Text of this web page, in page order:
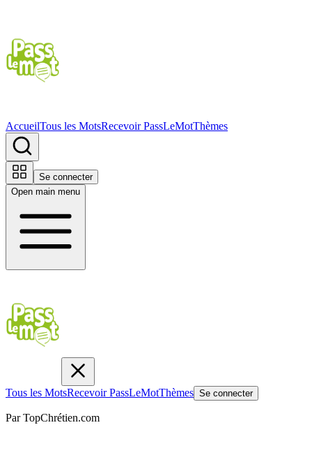
AccueilTous les MotsRecevoir PassLeMotThèmes
Se connecter
Open main menu
Tous les MotsRecevoir PassLeMotThèmes Se connecter
Par TopChrétien.com